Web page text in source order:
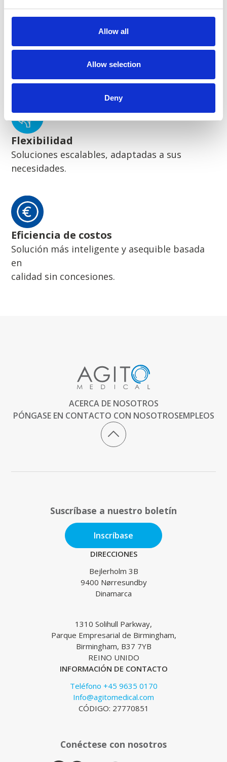
Allow all
Allow selection
Deny
Flexibilidad
Soluciones escalables, adaptadas a sus
necesidades.
Eficiencia de costos
Solución más inteligente y asequible basada
en
calidad sin concesiones.
ACERCA DE NOSOTROS
PÓNGASE EN CONTACTO CON NOSOTROSEMPLEOS
Suscríbase a nuestro boletín
Inscríbase
DIRECCIONES
Bejlerholm 3B
9400 Nørresundby
Dinamarca
1310 Solihull Parkway,
Parque Empresarial de Birmingham,
Birmingham, B37 7YB
REINO UNIDO
INFORMACIÓN DE CONTACTO
Teléfono +45 9635 0170
Info@agitomedical.com
CÓDIGO: 27770851
Conéctese con nosotros